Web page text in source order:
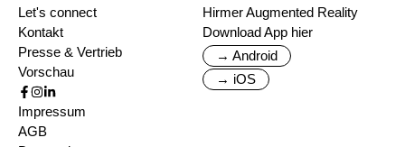
Let's connect
Kontakt
Presse & Vertrieb
Vorschau
Hirmer Augmented Reality
Download App hier
→ Android
→ iOS
Impressum
AGB